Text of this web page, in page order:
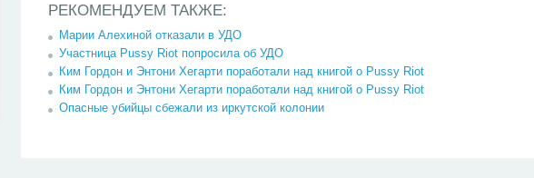
РЕКОМЕНДУЕМ ТАКЖЕ:
Марии Алехиной отказали в УДО
Участница Pussy Riot попросила об УДО
Ким Гордон и Энтони Хегарти поработали над книгой о Pussy Riot
Ким Гордон и Энтони Хегарти поработали над книгой о Pussy Riot
Опасные убийцы сбежали из иркутской колонии